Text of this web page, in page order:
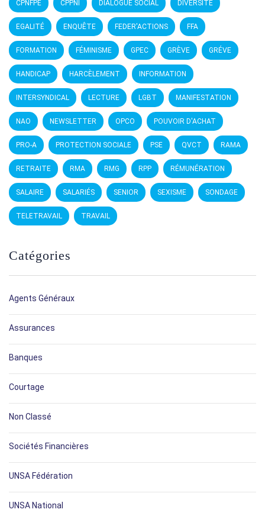
CPNFPE CPPNI DIALOGUE SOCIAL DIVERSITÉ
EGALITÉ ENQUÊTE FEDER'ACTIONS FFA
FORMATION FÉMINISME GPEC GRÈVE GRÉVE
HANDICAP HARCÈLEMENT INFORMATION
INTERSYNDICAL LECTURE LGBT MANIFESTATION
NAO NEWSLETTER OPCO POUVOIR D'ACHAT
PRO-A PROTECTION SOCIALE PSE QVCT RAMA
RETRAITE RMA RMG RPP RÉMUNÉRATION
SALAIRE SALARIÉS SENIOR SEXISME SONDAGE
TELETRAVAIL TRAVAIL
Catégories
Agents Généraux
Assurances
Banques
Courtage
Non Classé
Sociétés Financières
UNSA Fédération
UNSA National